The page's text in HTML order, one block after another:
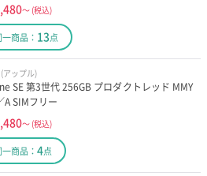
～ (税込)
一商品： 13点
アップル)
SE 第3世代 256GB プロダクトレッド MMY
A SIMフリー
～ (税込)
一商品： 4点